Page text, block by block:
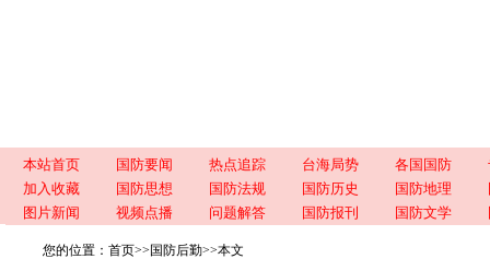
本站首页 国防要闻 热点追踪 台海局势 各国国防
加入收藏
国防思想 国防法规 国防历史 国防地理
图片新闻
视频点播 问题解答 国防报刊 国防文学
您的位置： 首页>> 国防后勤>>本文